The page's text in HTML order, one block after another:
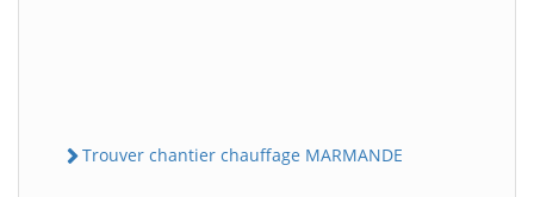
Trouver chantier chauffage MARMANDE